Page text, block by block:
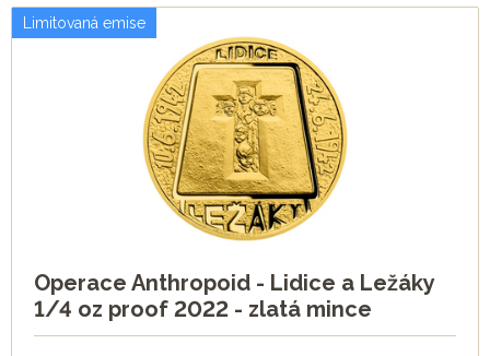
Limitovaná emise
Operace Anthropoid - Lidice a Ležáky
1/4 oz proof 2022 - zlatá mince